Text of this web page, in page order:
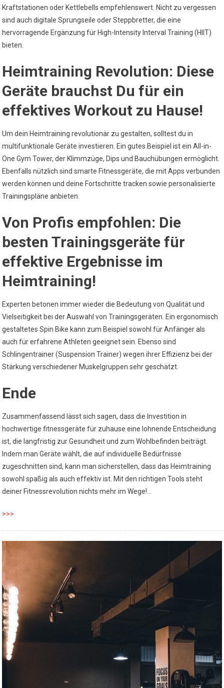
Kraftstationen oder Kettlebells empfehlenswert. Nicht zu vergessen
sind auch digitale Sprungseile oder Steppbretter, die eine
hervorragende Ergänzung für High-Intensity Interval Training (HIIT)
bieten.
Heimtraining Revolution: Diese
Geräte brauchst Du für ein
effektives Workout zu Hause!
Um dein Heimtraining revolutionär zu gestalten, solltest du in
multifunktionale Geräte investieren. Ein gutes Beispiel ist ein All-in-
One Gym Tower, der Klimmzüge, Dips und Bauchübungen ermöglicht.
Ebenfalls nützlich sind smarte Fitnessgeräte, die mit Apps verbunden
werden können und deine Fortschritte tracken sowie personalisierte
Trainingspläne anbieten.
Von Profis empfohlen: Die
besten Trainingsgeräte für
effektive Ergebnisse im
Heimtraining!
Experten betonen immer wieder die Bedeutung von Qualität und
Vielseitigkeit bei der Auswahl von Trainingsgeräten. Ein ergonomisch
gestaltetes Spin Bike kann zum Beispiel sowohl für Anfänger als
auch für erfahrene Athleten geeignet sein. Ebenso sind
Schlingentrainer (Suspension Trainer) wegen ihrer Effizienz bei der
Stärkung verschiedener Muskelgruppen sehr geschätzt.
Ende
Zusammenfassend lässt sich sagen, dass die Investition in
hochwertige fitnessgeräte für zuhause eine lohnende Entscheidung
ist, die langfristig zur Gesundheit und zum Wohlbefinden beiträgt.
Indem man Geräte wählt, die auf individuelle Bedürfnisse
zugeschnitten sind, kann man sicherstellen, dass das Heimtraining
sowohl spaßig als auch effektiv ist. Mit den richtigen Tools steht
deiner Fitnessrevolution nichts mehr im Wege!…
>>>